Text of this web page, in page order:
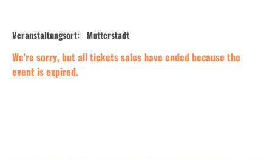
Veranstaltungsort: Mutterstadt
We're sorry, but all tickets sales have ended because the
event is expired.